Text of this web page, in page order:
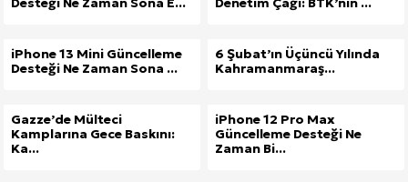
iPhone 13 Mini Güncelleme
Desteği Ne Zaman Sona ...
6 Şubat’ın Üçüncü Yılında
Kahramanmaraş...
Gazze’de Mülteci
Kamplarına Gece Baskını:
Ka...
iPhone 12 Pro Max
Güncelleme Desteği Ne
Zaman Bi...
Dar Tavanlı Alanlar İçin Oval Hava Kanalı Avantajları